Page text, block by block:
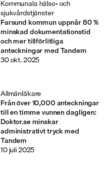
Farsund kommun uppnår 80 %
minskad dokumentationstid
och mer tillförlitliga
anteckningar med Tandem
Kommunala hälso- och
sjukvårdstjänster
30 okt. 2025
Från över 10,000 anteckningar
till en timme vunnen dagligen:
Doktor.se minskar
administrativt tryck med
Tandem
Allmänläkare
10 juli 2025